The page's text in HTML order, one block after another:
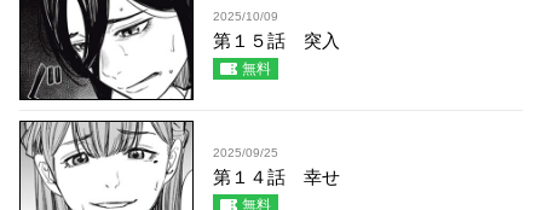
2025/10/09
第１５話 突入
無料
2025/09/25
第１４話 幸せ
無料